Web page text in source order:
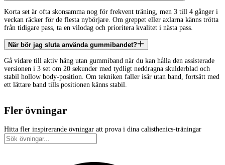
Korta set är ofta skonsamma nog för frekvent träning, men 3 till 4 gånger i
veckan räcker för de flesta nybörjare. Om greppet eller axlarna känns trötta
från tidigare pass, ta en vilodag och prioritera kvalitet i nästa pass.
När bör jag sluta använda gummibandet?
Gå vidare till aktiv häng utan gummiband när du kan hålla den assisterade
versionen i 3 set om 20 sekunder med tydligt neddragna skulderblad och
stabil hollow body-position. Om tekniken faller isär utan band, fortsätt med
ett lättare band tills positionen känns stabil.
Fler övningar
Hitta fler inspirerande övningar att prova i dina calisthenics-träningar